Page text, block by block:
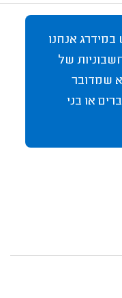
אנחנו
של
שמדובר
או בני